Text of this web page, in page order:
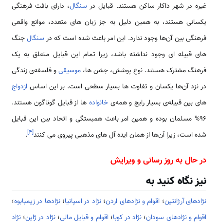
غیره در شهر داکار ساکن هستند. قبایل در سنگال، دارای بافت فرهنگی
یکسانی هستند، به همین دلیل به جز زبان های متعدد، موانع واقعی
فرهنگی بین آن‌ها وجود ندارد. این امر باعث شده است که در سنگالجنگ
های قبیله ای وجود نداشته باشد، زیرا تمام این قبایل متعلق به یک
فرهنگ مشترک هستند. نوع پوشش، جشن ها، موسیقیو فلسفه‌ی زندگی
در نزد آن‌ها یکسان و تفاوت ها بسیار سطحی است. بر این اساس ازدواج
های بین قبیله‌ی بسیار رایج و همه‌یخانواده ها از قبایل گوناگون هستند.
96% مسلمان بوده و همین امر باعث همبستگی و اتحاد بین این قبایل
شده است، زیرا آن‌ها از همان ایده آل های مذهبی پیروی می کنند[۴]
.
در حال به روز رسانی و ویرایش
نیز نگاه کنید به
نژادهای آرژانتین؛ اقوام و نژادهای اردن؛نژاد در اسپانیا؛نژادها در زیمبابوه؛
اقوام و نژادهای سودان؛ نژاد در کوبا؛اقوام و قبایل مالی؛نژاد در ژاپن؛ نژاد